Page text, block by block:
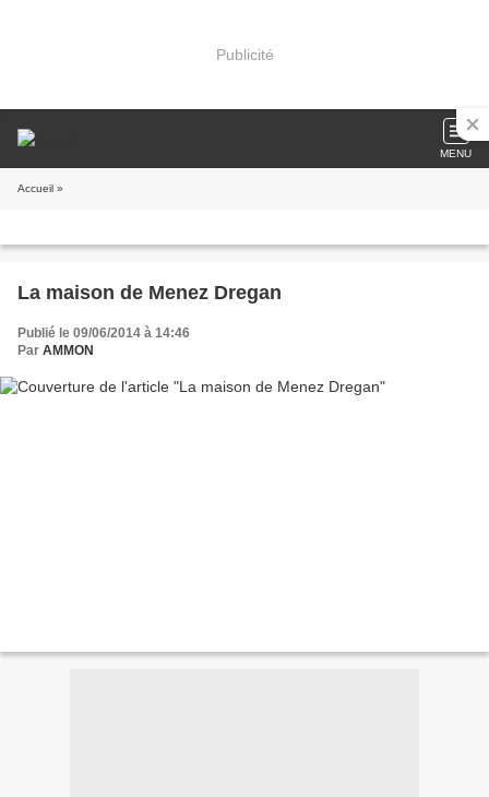
Publicité
MENU
Accueil »
La maison de Menez Dregan
Publié le 09/06/2014 à 14:46
Par AMMON